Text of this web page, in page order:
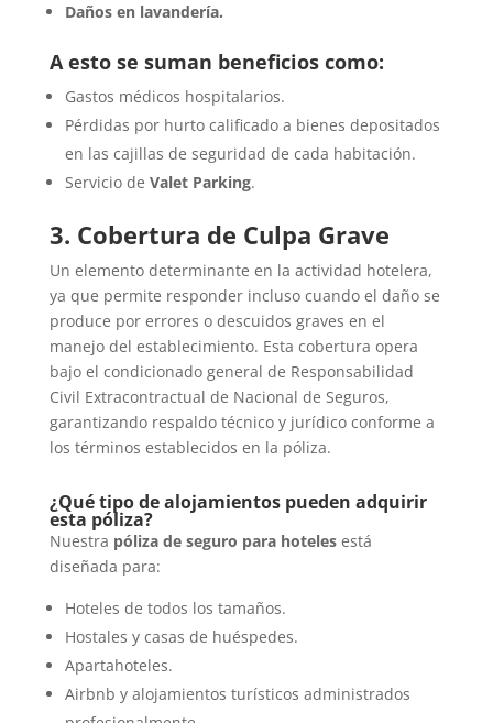
Daños en lavandería.
A esto se suman beneficios como:
Gastos médicos hospitalarios.
Pérdidas por hurto calificado a bienes depositados
en las cajillas de seguridad de cada habitación.
Servicio de Valet Parking.
3. Cobertura de Culpa Grave
Un elemento determinante en la actividad hotelera,
ya que permite responder incluso cuando el daño se
produce por errores o descuidos graves en el
manejo del establecimiento. Esta cobertura opera
bajo el condicionado general de Responsabilidad
Civil Extracontractual de Nacional de Seguros,
garantizando respaldo técnico y jurídico conforme a
los términos establecidos en la póliza.
¿Qué tipo de alojamientos pueden adquirir
esta póliza?
Nuestra póliza de seguro para hotelesestá
diseñada para:
Hoteles de todos los tamaños.
Hostales y casas de huéspedes.
Apartahoteles.
Airbnb y alojamientos turísticos administrados